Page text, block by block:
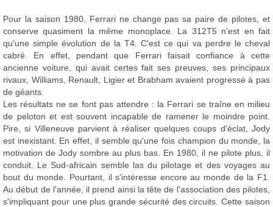
Pour la saison 1980, Ferrari ne change pas sa paire de pilotes, et
conserve quasiment la même monoplace. La 312T5 n'est en fait
qu'une simple évolution de la T4. C'est ce qui va perdre le cheval
cabré. En effet, pendant que Ferrari faisait confiance à cette
ancienne voiture, qui avait certes fait ses preuves, ses principaux
rivaux, Williams, Renault, Ligier et Brabham avaient progressé à pas
de géants.
Les résultats ne se font pas attendre : la Ferrari se traîne en milieu
de peloton et est souvent incapable de ramener le moindre point.
Pire, si Villeneuve parvient à réaliser quelques coups d'éclat, Jody
est inexistant. En effet, il semble qu'une fois champion du monde, la
motivation de Jody sombre au plus bas. En 1980, il ne pilote plus, il
conduit. Le Sud-africain semble las du pilotage et des voyages au
bout du monde. Pourtant, il s'intéresse encore au monde de la F1.
Au début de l'année, il prend ainsi la tête de l'association des pilotes,
s'impliquant pour une plus grande sécurité des circuits. Cette saison